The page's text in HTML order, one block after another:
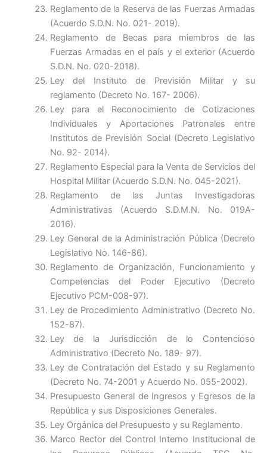
Reglamento de la Reserva de las Fuerzas Armadas
(Acuerdo S.D.N. No. 021- 2019).
Reglamento de Becas para miembros de las
Fuerzas Armadas en el país y el exterior (Acuerdo
S.D.N. No. 020-2018).
Ley del Instituto de Previsión Militar y su
reglamento (Decreto No. 167- 2006).
Ley para el Reconocimiento de Cotizaciones
Individuales y Aportaciones Patronales entre
Institutos de Previsión Social (Decreto Legislativo
No. 92- 2014).
Reglamento Especial para la Venta de Servicios del
Hospital Militar (Acuerdo S.D.N. No. 045-2021).
Reglamento de las Juntas Investigadoras
Administrativas (Acuerdo S.D.M.N. No. 019A-
2016).
Ley General de la Administración Pública (Decreto
Legislativo No. 146-86).
Reglamento de Organización, Funcionamiento y
Competencias del Poder Ejecutivo (Decreto
Ejecutivo PCM-008-97).
Ley de Procedimiento Administrativo (Decreto No.
152-87).
Ley de la Jurisdicción de lo Contencioso
Administrativo (Decreto No. 189- 97).
Ley de Contratación del Estado y su Reglamento
(Decreto No. 74-2001 y Acuerdo No. 055-2002).
Presupuesto General de Ingresos y Egresos de la
República y sus Disposiciones Generales.
Ley Orgánica del Presupuesto y su Reglamento.
Marco Rector del Control Interno Institucional de